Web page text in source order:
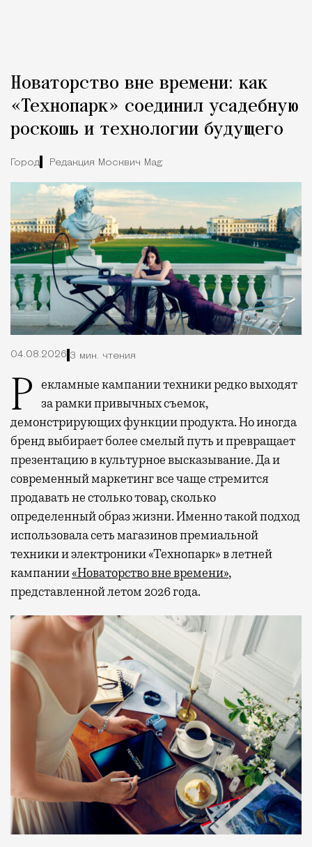
Новаторство вне времени: как
«Технопарк» соединил усадебную
роскошь и технологии будущего
Город Редакция Москвич Mag
04.08.2026 3 мин. чтения
Рекламные кампании техники редко выходят
за рамки привычных съемок,
демонстрирующих функции продукта. Но иногда
бренд выбирает более смелый путь и превращает
презентацию в культурное высказывание. Да и
современный маркетинг все чаще стремится
продавать не столько товар, сколько
определенный образ жизни. Именно такой подход
использовала сеть магазинов премиальной
техники и электроники «Технопарк» в летней
кампании«Новаторство вне времени»,
представленной летом 2026 года.